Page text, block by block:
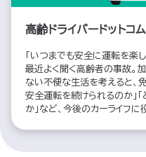
高齢ドライバードットコム
「いつまでも安全に運転を楽
最近よく聞く高齢者の事故。
ない不便な生活を考えると、
安全運転を続けられるのか」
か」など、今後のカーライフ